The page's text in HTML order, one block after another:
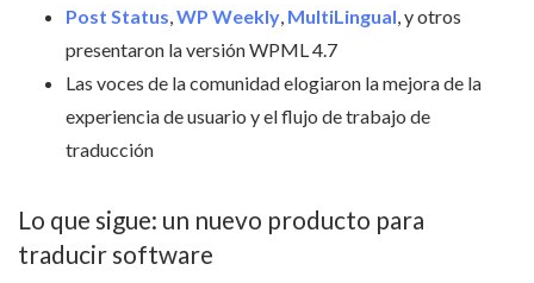
Post Status,WP Weekly, MultiLingual, y otros
presentaron la versión WPML 4.7
Las voces de la comunidad elogiaron la mejora de la
experiencia de usuario y el flujo de trabajo de
traducción
Lo que sigue: un nuevo producto para
traducir software